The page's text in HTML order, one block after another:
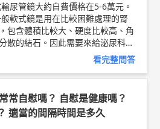
尿管鏡大約自費價格在5-6萬元。
軟式鏡是用在比較困難處理的腎
包含體積比較大、硬度比較高、角
散的結石。因此需要來給泌尿科醫
交流，一切
bit.ly/2ER5UkJ軟式輸尿管鏡衛教
看完整問答
常自慰嗎？ 自慰是健康嗎？
適當的間隔時間是多久